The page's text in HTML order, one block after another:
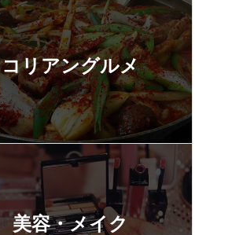
コリアングルメ
美容・メイク